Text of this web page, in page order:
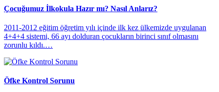
Çocuğumuz İlkokula Hazır mı? Nasıl Anlarız?
​2011-2012 eğitim öğretim yılı içinde ilk kez ülkemizde uygulanan
4+4+4 sistemi, 66 ayı dolduran çocukların birinci sınıf olmasını
zorunlu kıldı.…
Öfke Kontrol Sorunu